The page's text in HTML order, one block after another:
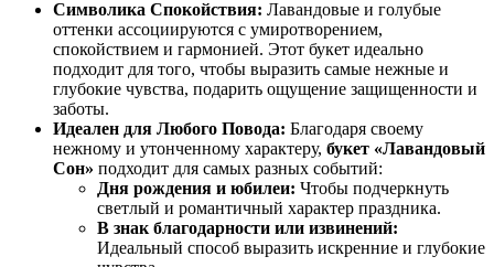
Символика Спокойствия: Лавандовые и голубые
оттенки ассоциируются с умиротворением,
спокойствием и гармонией. Этот букет идеально
подходит для того, чтобы выразить самые нежные и
глубокие чувства, подарить ощущение защищенности и
заботы.
Идеален для Любого Повода: Благодаря своему
нежному и утонченному характеру, букет «Лавандовый
Сон» подходит для самых разных событий:
Дня рождения и юбилеи: Чтобы подчеркнуть
светлый и романтичный характер праздника.
В знак благодарности или извинений:
Идеальный способ выразить искренние и глубокие